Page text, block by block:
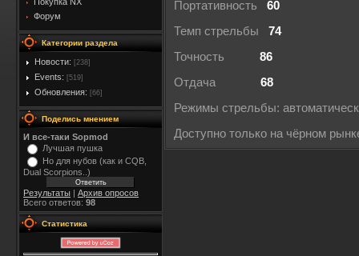
Форум
Категории раздела
Новости: [238]
Events: [519]
Обновления: [66]
Поделись мнением
И все-таки Sopmod
Лучшая пушка
Но для нубов (как и CQB,
Dual Scorpions..)
Результаты | Архив опросов
Всего ответов: 98
Статистика
Портативность 60
Темп стрельбы 74
Точность 86
Отдача 68
Режимы стрельбы:
Доступно только на чёрном